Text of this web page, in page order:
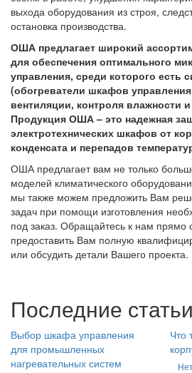
выхода оборудования из строя,
остановка производства.
ОША предлагает широкий
для обеспечения оптимального
управления, среди которого есть
(обогреватели шкафов
вентиляции, контроля влажности
Продукция ОША – это надежная
электротехнических шкафов от
конденсата и перепадов
ОША предлагает вам не только
моделей климатического
мы также можем предложить Вам
задач при помощи изготовления
под заказ. Обращайтесь к нам
предоставить Вам полную
или обсудить детали Вашего проекта.
Последние статьи
Выбор шкафа управления
для промышленных
нагревательных систем
Что